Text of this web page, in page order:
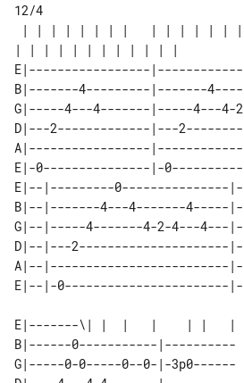
12/4
E|-----------------
B|-------4---------|-------
G|-----4---4-------|-----4---4-
D|---2-------------|---
A|-----------------
E|-0---------------|-
E|--|---------0---------------
B|--|-------4---4-------4-----
G|--|-----4-------4-2-4---4---
D|--|---2---------------------
A|--|-------------------------
E|-------\| |  |   |    | |   |
B|------0-----------|----------
G|-----0-0-----0--0-|-3p0------